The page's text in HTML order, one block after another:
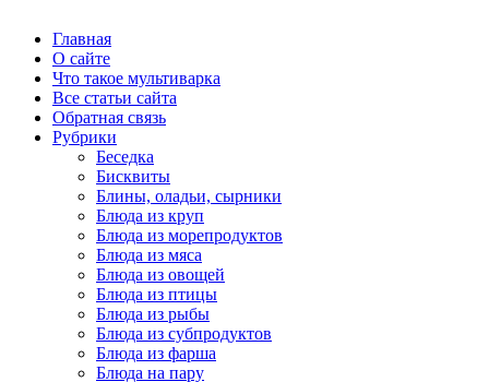
Главная
О сайте
Что такое мультиварка
Все статьи сайта
Обратная связь
Рубрики
Беседка
Бисквиты
Блины, оладьи, сырники
Блюда из круп
Блюда из морепродуктов
Блюда из мяса
Блюда из овощей
Блюда из птицы
Блюда из рыбы
Блюда из субпродуктов
Блюда из фарша
Блюда на пару